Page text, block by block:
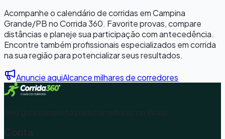
Acompanhe o calendário de corridas emCampina
Grande/PBno Corrida 360. Favorite provas, compare
distâncias e planeje sua participação com antecedência.
Encontre também profissionais especializados em corrida
na sua região para potencializar seus resultados.
Anuncie aquiAlcance milhares de corredores
Seu guia completo para corredores no Brasil.
Conta